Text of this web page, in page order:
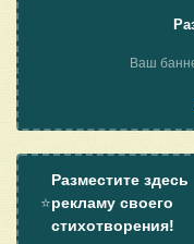
Ваш
⭐
Разместите здесь
рекламу своего
стихотворения!